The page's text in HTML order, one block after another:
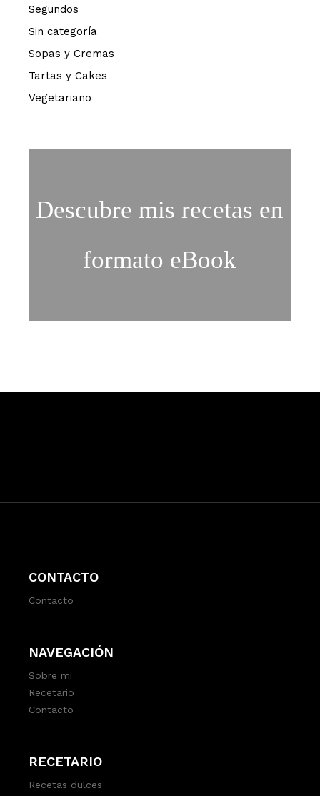
Segundos
Sin categoría
Sopas y Cremas
Tartas y Cakes
Vegetariano
Descubre mis recetas en
formato eBook
CONTACTO
Contacto
NAVEGACIÓN
Sobre mi
Recetario
Contacto
RECETARIO
Recetas dulces